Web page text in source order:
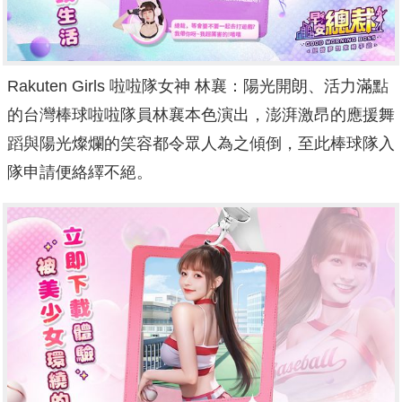
Rakuten Girls 啦啦隊女神 林襄：陽光開朗、活力滿點
的台灣棒球啦啦隊員林襄本色演出， 澎湃激昂的應援舞
蹈與陽光燦爛的笑容都令眾人為之傾倒， 至此棒球隊入
隊申請便絡繹不絕。